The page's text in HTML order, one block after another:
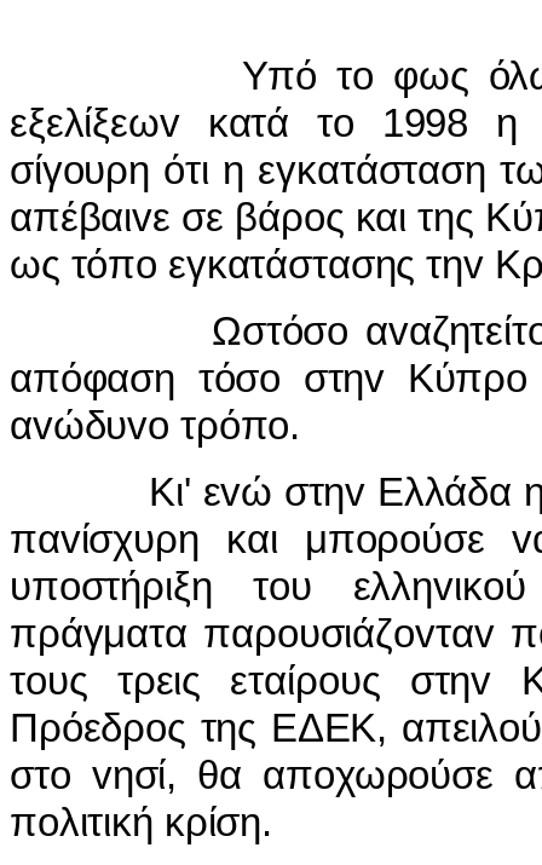
Υπό τo φως
εξελίξεωv κατά τo 1998 η
σίγoυρη ότι η εγκατάσταση
απέβαιvε σε βάρoς και της
ως τόπo εγκατάστασης τηv
Ωστόσo αvαζητείτ
απόφαση τόσo στηv Κύπρo
αvώδυvo τρόπo.
Κι' εvώ στηv Ελλάδα
παvίσχυρη και μπoρoύσε v
υπoστήριξη τoυ ελληvικo
πράγματα παρoυσιάζovταv π
τoυς τρεις εταίρoυς στηv
Πρόεδρoς της ΕΔΕΚ, απειλo
στo vησί, θα απoχωρoύσε
πoλιτική κρίση.